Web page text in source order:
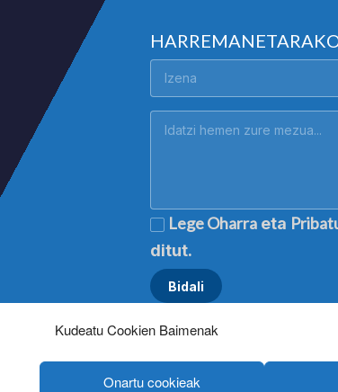
Kudeatu Cookien Baimenak
Onartu cookieak
Lege Oharra eta
ditut.